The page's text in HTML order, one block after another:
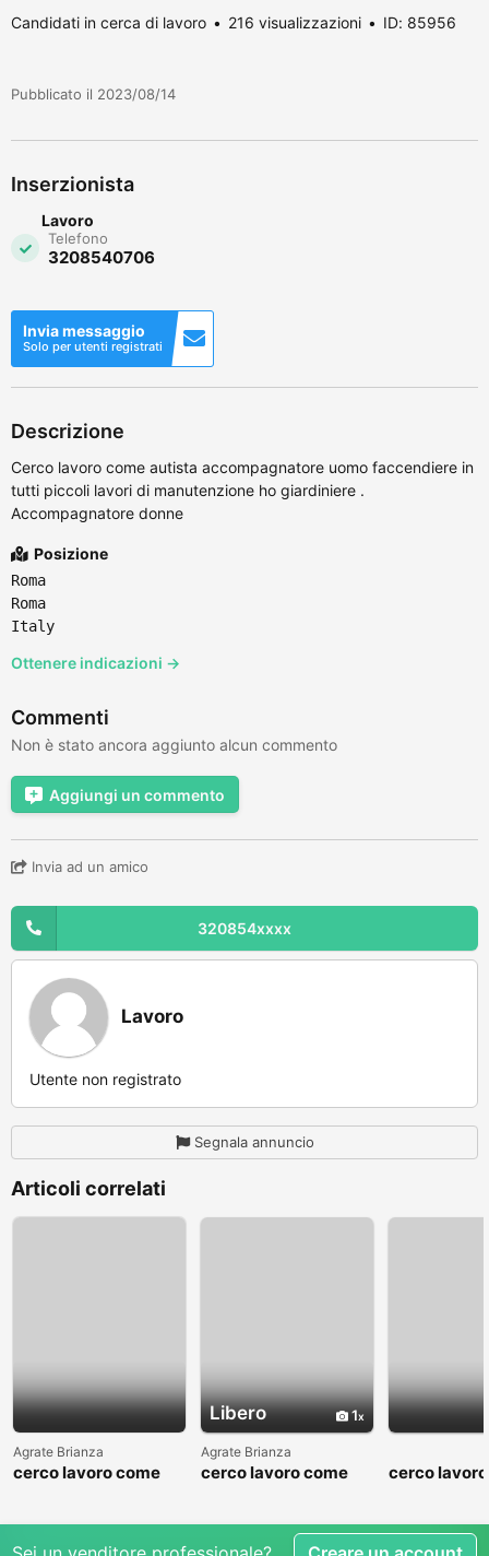
Candidati in cerca di lavoro 216 visualizzazioni ID: 85956
Pubblicato il 2023/08/14
Inserzionista
Lavoro
Telefono
3208540706
Invia messaggio
Solo per utenti registrati
Descrizione
Cerco lavoro come autista accompagnatore uomo faccendiere in
tutti piccoli lavori di manutenzione ho giardiniere .
Accompagnatore donne
Posizione
Roma
Roma
Italy
Ottenere indicazioni →
Commenti
Non è stato ancora aggiunto alcun commento
Aggiungi un commento
Invia ad un amico
320854xxxx
Lavoro
Utente non registrato
Segnala annuncio
Articoli correlati
Agrate Brianza
cerco lavoro come
Libero 1
Agrate Brianza
cerco lavoro come
cerco